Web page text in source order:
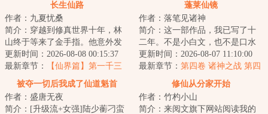
长生仙路
作者：九夏忧桑
简介：穿越到修真世界十年，林
山终于等来了金手指。他意外发
现了自己有强化的能力。无论功
法，丹药，法宝...
更新时间：2026-08-08 00:15:37
最新章节：
【仙界篇】第一千三
百八十六章 阳神蜕变，湮炽召唤
蓬莱仙镜
作者：落笔见诸神
简介：这一部作品，我已写了十
二年。不是小白文，也不是口水
文，前期侧重官场和明史比较慢
热，从第二卷开...
更新时间：2026-08-07 11:10:00
最新章节： 第四卷 诸神之战 第四
百八十七章 风神翼龙
被夺一切后我成了仙道魁首
作者：盛唐无夜
简介：[升级流+女强]陆少蘅刁蛮
修仙从分家开始
作者：竹杓小山
简介：来阅文旗下网站阅读我的